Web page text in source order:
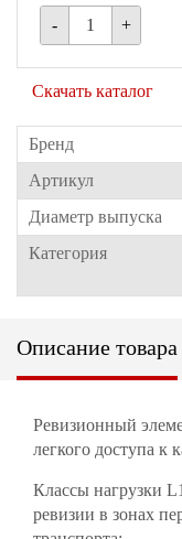
Бренд
Артикул
Диаметр выпуска
Категория
- +
Скачать каталог
Описание товара
Ревизионный
легкого доступа к
Классы нагрузки
ревизии в зонах